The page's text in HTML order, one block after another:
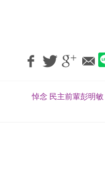
悼念 民主前輩彭明